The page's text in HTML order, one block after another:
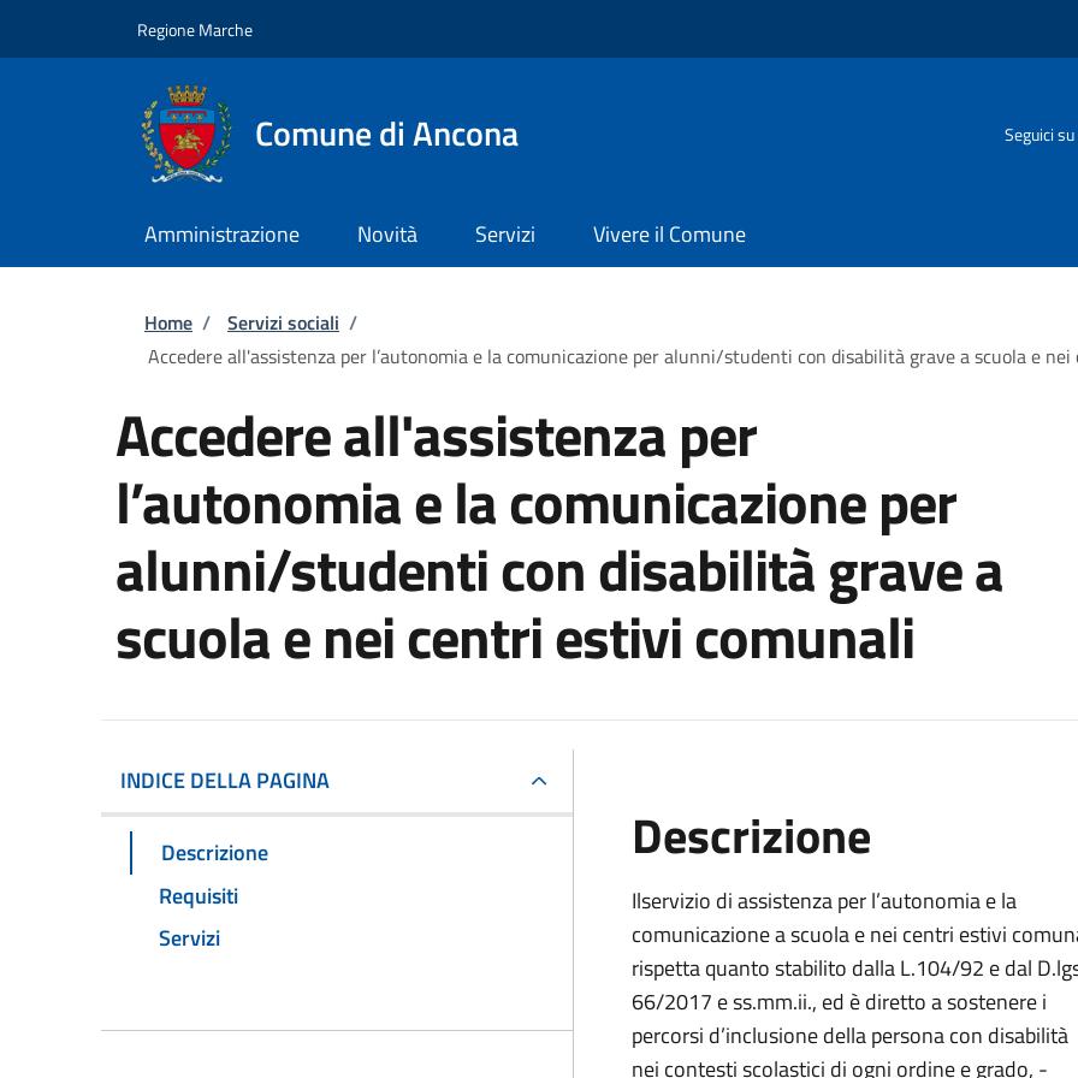
Regione Marche
Comune di Ancona Seguici su
Amministrazione Novità Servizi Vivere il Comune
Briciole di pane
Home / Servizi sociali /
Accedere all'assistenza per l’autonomia e la comunicazione per alunni/studenti con disabilità grave a scuola e
Accedere all'assistenza per
l’autonomia e la comunicazione per
alunni/studenti con disabilità grave a
scuola e nei centri estivi comunali
INDICE DELLA PAGINA
Descrizione
Requisiti
Servizi
Descrizione
Ilservizio diassistenza per l’autonomia e la
comunicazione a scuola e nei centri estivi
rispetta quanto stabilito dalla L.104/92 e dal
66/2017 e ss.mm.ii., ed è diretto a sostenere i
percorsi d’inclusione della persona con disabilità
nei contesti scolastici di ogni ordine e grado, -